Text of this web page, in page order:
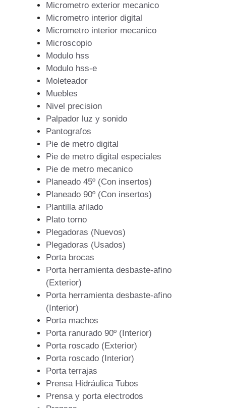
Micrometro exterior mecanico
Micrometro interior digital
Micrometro interior mecanico
Microscopio
Modulo hss
Modulo hss-e
Moleteador
Muebles
Nivel precision
Palpador luz y sonido
Pantografos
Pie de metro digital
Pie de metro digital especiales
Pie de metro mecanico
Planeado 45º (Con insertos)
Planeado 90º (Con insertos)
Plantilla afilado
Plato torno
Plegadoras (Nuevos)
Plegadoras (Usados)
Porta brocas
Porta herramienta desbaste-afino
(Exterior)
Porta herramienta desbaste-afino
(Interior)
Porta machos
Porta ranurado 90º (Interior)
Porta roscado (Exterior)
Porta roscado (Interior)
Porta terrajas
Prensa Hidráulica Tubos
Prensa y porta electrodos